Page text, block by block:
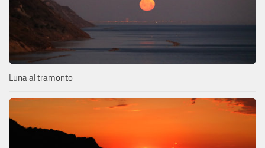
Luna al tramonto